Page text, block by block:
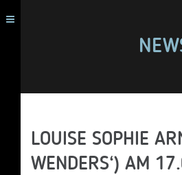
LOUISE SOPHIE
WENDERS‘) AM